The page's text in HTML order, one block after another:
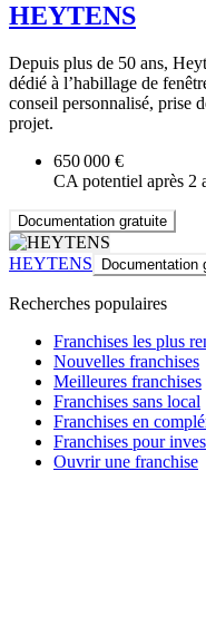
HEYTENS
Depuis plus de 50 ans,
dédié à l’habillage de
conseil personnalisé, prise
projet.
650 000 €
CA potentiel après 2
Documentation gratuite
HEYTENS Documentation
Recherches populaires
Franchises les plus
Nouvelles franchises
Meilleures franchises
Franchises sans local
Franchises en
Franchises pour
Ouvrir une franchise